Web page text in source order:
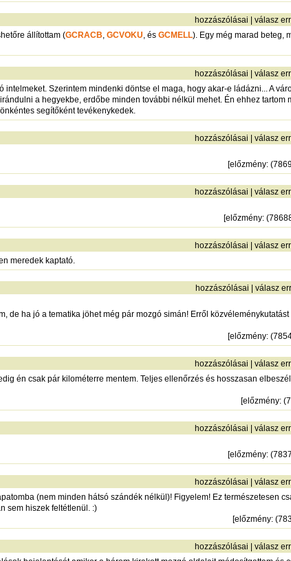
hozzászólásai válasz
állítottam (GCRACB, GCVOKU, és GCMELL). Egy még marad beteg,
hozzászólásai válasz
Szerintem mindenki döntse el maga, hogy akar-e ládázni... A
a hegyekbe, erdőbe minden további nélkül mehet. Én ehhez tartom
segítőként tevékenykedek.
hozzászólásai válasz
[előzmény:
hozzászólásai válasz
[előzmény:
hozzászólásai válasz
meredek kaptató.
hozzászólásai válasz
de ha jó a tematika jöhet még pár mozgó simán! Erről
[előzmény:
hozzászólásai válasz
én csak pár kilométerre mentem. Teljes ellenőrzés és hosszasan
[előzmény:
hozzászólásai válasz
[előzmény:
hozzászólásai válasz
(nem minden hátsó szándék nélkül)! Figyelem! Ez természetesen
sem hiszek feltétlenül. :)
[előzmény:
hozzászólásai válasz